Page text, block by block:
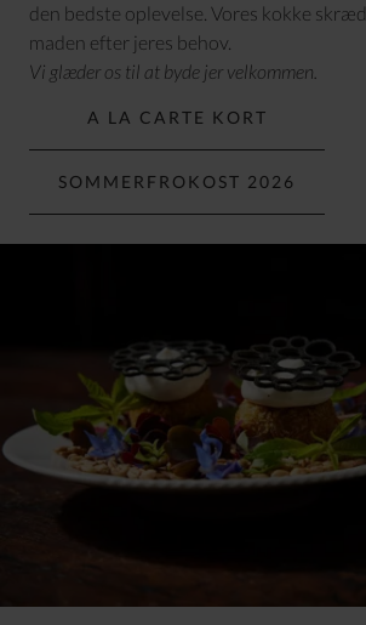
den bedste oplevelse. Vores kokke
maden efter jeres behov.
Vi glæder os til at byde jer velkommen.
A LA CARTE KORT
SOMMERFROKOST 2026